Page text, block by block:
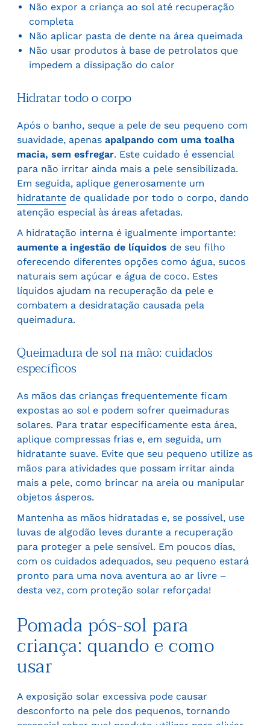
Não expor a criança ao sol até recuperação
completa
Não aplicar pasta de dente na área queimada
Não usar produtos à base de petrolatos que
impedem a dissipação do calor
Hidratar todo o corpo
Após o banho, seque a pele de seu pequeno com
suavidade, apenas apalpando com uma toalha
macia, sem esfregar. Este cuidado é essencial
para não irritar ainda mais a pele sensibilizada.
Em seguida, aplique generosamente um
hidratante de qualidade por todo o corpo, dando
atenção especial às áreas afetadas.
A hidratação interna é igualmente importante:
aumente a ingestão de líquidos de seu filho
oferecendo diferentes opções como água, sucos
naturais sem açúcar e água de coco. Estes
líquidos ajudam na recuperação da pele e
combatem a desidratação causada pela
queimadura.
Queimadura de sol na mão: cuidados
específicos
As mãos das crianças frequentemente ficam
expostas ao sol e podem sofrer queimaduras
solares. Para tratar especificamente esta área,
aplique compressas frias e, em seguida, um
hidratante suave. Evite que seu pequeno utilize as
mãos para atividades que possam irritar ainda
mais a pele, como brincar na areia ou manipular
objetos ásperos.
Mantenha as mãos hidratadas e, se possível, use
luvas de algodão leves durante a recuperação
para proteger a pele sensível. Em poucos dias,
com os cuidados adequados, seu pequeno estará
pronto para uma nova aventura ao ar livre –
desta vez, com proteção solar reforçada!
Pomada pós-sol para
criança: quando e como
usar
A exposição solar excessiva pode causar
desconforto na pele dos pequenos, tornando